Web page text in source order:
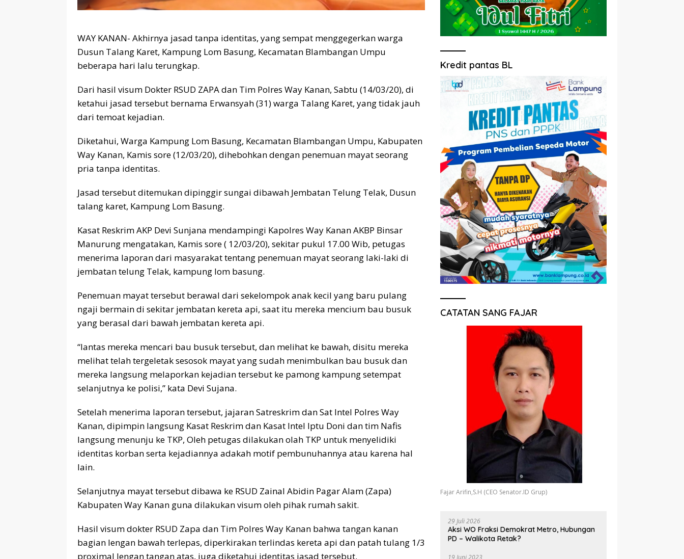
WAY KANAN- Akhirnya jasad tanpa identitas, yang sempat menggegerkan warga
Dusun Talang Karet, Kampung Lom Basung, Kecamatan Blambangan Umpu
beberapa hari lalu terungkap.
Dari hasil visum Dokter RSUD ZAPA dan Tim Polres Way Kanan, Sabtu (14/03/20), di
ketahui jasad tersebut bernama Erwansyah (31) warga Talang Karet, yang tidak jauh
dari temoat kejadian.
Diketahui, Warga Kampung Lom Basung, Kecamatan Blambangan Umpu, Kabupaten
Way Kanan, Kamis sore (12/03/20), dihebohkan dengan penemuan mayat seorang
pria tanpa identitas.
Jasad tersebut ditemukan dipinggir sungai dibawah Jembatan Telung Telak, Dusun
talang karet, Kampung Lom Basung.
Kasat Reskrim AKP Devi Sunjana mendampingi Kapolres Way Kanan AKBP Binsar
Manurung mengatakan, Kamis sore ( 12/03/20), sekitar pukul 17.00 Wib, petugas
menerima laporan dari masyarakat tentang penemuan mayat seorang laki-laki di
jembatan telung Telak, kampung lom basung.
Penemuan mayat tersebut berawal dari sekelompok anak kecil yang baru pulang
ngaji bermain di sekitar jembatan kereta api, saat itu mereka mencium bau busuk
yang berasal dari bawah jembatan kereta api.
“lantas mereka mencari bau busuk tersebut, dan melihat ke bawah, disitu mereka
melihat telah tergeletak sesosok mayat yang sudah menimbulkan bau busuk dan
mereka langsung melaporkan kejadian tersebut ke pamong kampung setempat
selanjutnya ke polisi,” kata Devi Sujana.
Setelah menerima laporan tersebut, jajaran Satreskrim dan Sat Intel Polres Way
Kanan, dipimpin langsung Kasat Reskrim dan Kasat Intel Iptu Doni dan tim Nafis
langsung menunju ke TKP, Oleh petugas dilakukan olah TKP untuk menyelidiki
identitas korban serta kejadiannya adakah motif pembunuhannya atau karena hal
lain.
Selanjutnya mayat tersebut dibawa ke RSUD Zainal Abidin Pagar Alam (Zapa)
Kabupaten Way Kanan guna dilakukan visum oleh pihak rumah sakit.
Hasil visum dokter RSUD Zapa dan Tim Polres Way Kanan bahwa tangan kanan
bagian lengan bawah terlepas, diperkirakan terlindas kereta api dan patah tulang 1/3
proximal lengan tangan atas, juga diketahui identitas jasad tersebut.
Kredit pantas BL
CATATAN SANG FAJAR
Fajar Arifin,S.H (CEO Senator.ID Grup)
29 Juli 2026
Aksi WO Fraksi Demokrat Metro, Hubungan
PD – Walikota Retak?
19 Juni 2023